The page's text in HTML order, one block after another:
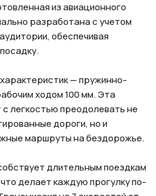
из авиационного
разработана с учетом
обеспечивая
— пружинно-
ходом 100 мм. Эта
легкостью преодолевать не
дороги, но и
маршруты на бездорожье.
длительным поездкам
делает каждую прогулку по-